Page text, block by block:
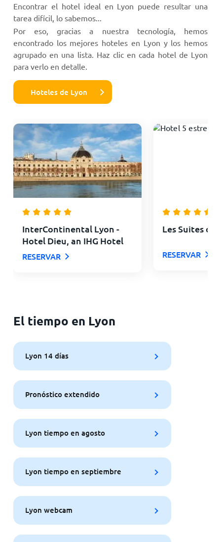
Encontrar el hotel ideal en Lyon puede resultar una
tarea difícil, lo sabemos...
Por eso, gracias a nuestra tecnología, hemos
encontrado los mejores hoteles en Lyon y los hemos
agrupado en una lista. Haz clic en cada hotel de Lyon
para verlo en detalle.
Hoteles de Lyon
InterContinental Lyon -
Hotel Dieu, an IHG Hotel
RESERVAR
Les Suites de
RESERVAR
El tiempo en Lyon
Lyon 14 días
Pronóstico extendido
Lyon tiempo en agosto
Lyon tiempo en septiembre
Lyon webcam